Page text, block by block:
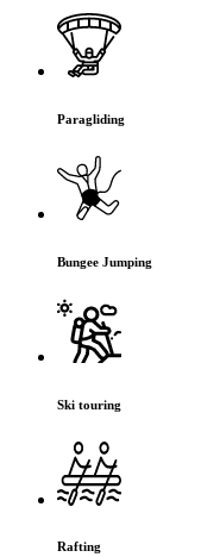
Paragliding
Bungee Jumping
Ski touring
Rafting